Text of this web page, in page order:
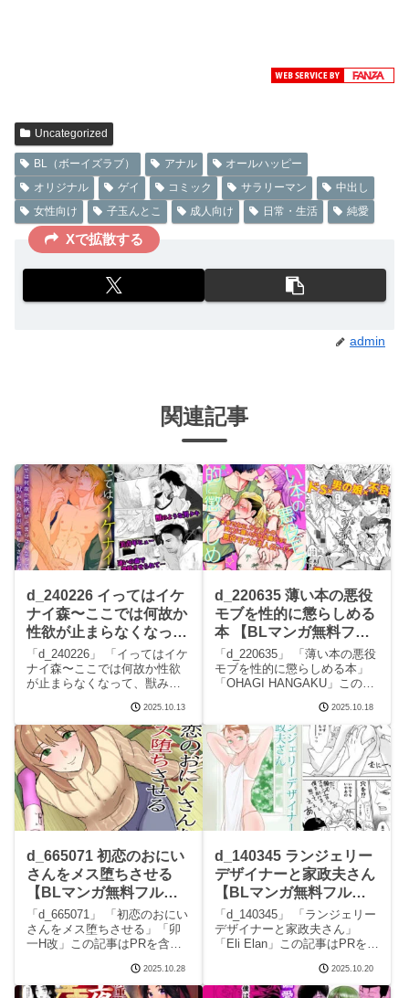
Uncategorized
BL（ボーイズラブ） アナル
オールハッピー
オリジナル
ゲイ コミック サラリーマン
中出し
女性向け
子玉んとこ 成人向け 日常・生活 純愛
Xで拡散する
admin
関連記事
d_240226 イってはイケ
ナイ森〜ここでは何故か
性欲が止まらなくなっ
て、獣みたいな男に激し
くされちゃう〜 【BLマ
ンガ無料フル】OL
「d_240226」 「イってはイケ
ナイ森〜ここでは何故か性欲
が止まらなくなって、獣みた
う〜」「OL」この記事はPRを
含みます サークルOLのエロマ
ンガです。 続きを読む
d_240226 イってはイケナイ
森〜ここでは何
2025.10.13
d_220635 薄い本の悪役
モブを性的に懲らしめる
本 【BLマンガ無料フ
ル】OHAGI HANGAKU
「d_220635」 「薄い本の悪役
モブを性的に懲らしめる本」
「OHAGI HANGAKU」この記
OHAGI HANGAKUのエロマン
ガです。 続きを読むd_220635
薄い本の悪役モブを性的に懲
らしめる本の見
2025.10.18
d_665071 初恋のおにい
さんをメス堕ちさせる
【BLマンガ無料フル】
卯一H改
「d_665071」 「初恋のおにい
さんをメス堕ちさせる」「卯
一H改」この記事はPRを含み
マンガです。 続きを読む
d_665071 初恋のおにいさんを
2025.10.28
d_140345 ランジェリー
デザイナーと家政夫さん
【BLマンガ無料フル】
Eli Elan
「d_140345」 「ランジェリー
デザイナーと家政夫さん」
「Eli Elan」この記事はPRを含
マンガです。 続きを読む
d_140345 ランジェリーデザイ
2025.10.20